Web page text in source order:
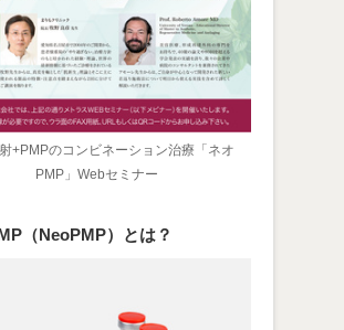
+PMPのコンビネーション治療「ネオ
PMP」Webセミナー
（NeoPMP）とは？